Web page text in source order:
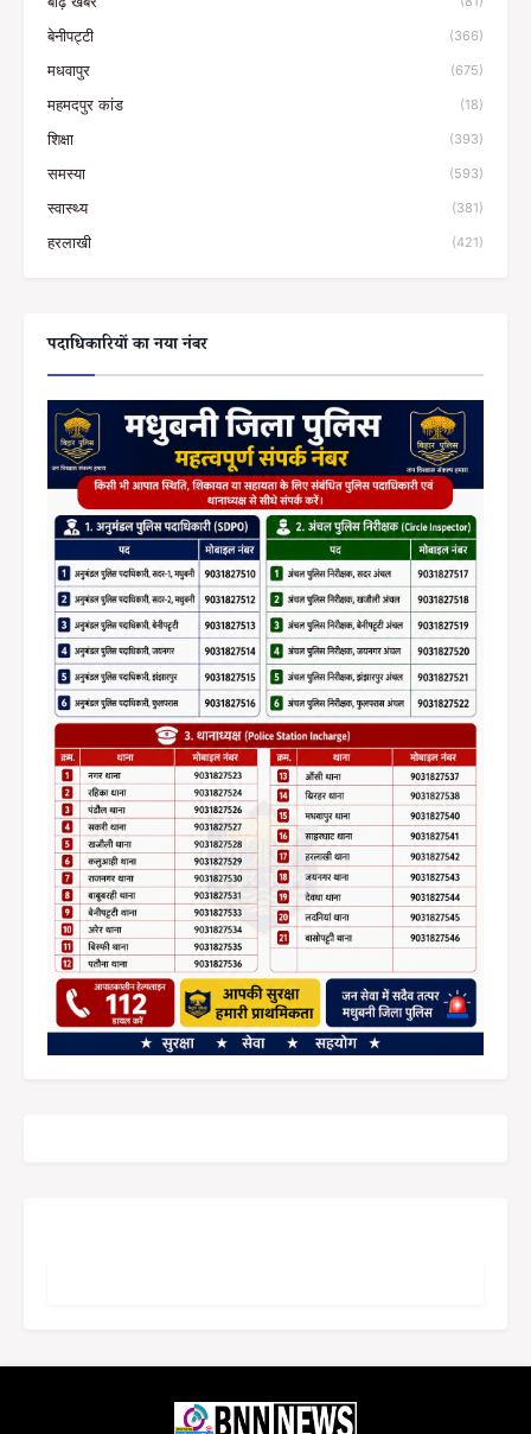
बेनीपट्टी (366)
मधवापुर (675)
महमदपुर कांड (18)
शिक्षा (393)
समस्या (593)
स्वास्थ्य (381)
हरलाखी (421)
पदाधिकारियों का नया नंबर